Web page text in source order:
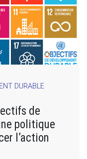
DURABLE
de
politique
l’action